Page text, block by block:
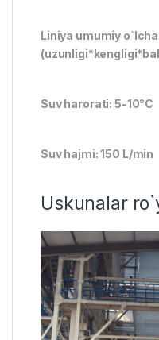
Liniya umumiy
Suv harorati: 5-10°C
Suv hajmi: 150 L/min
Uskunalar